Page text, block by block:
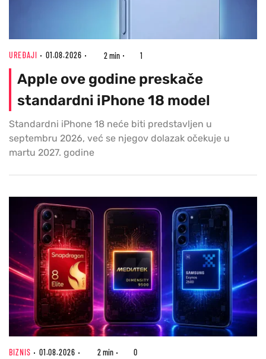
UREĐAJI 01.08.2026 2 min 1
Apple ove godine preskače
standardni iPhone 18 model
Standardni iPhone 18 neće biti predstavljen u
septembru 2026, već se njegov dolazak očekuje u
martu 2027. godine
BIZNIS 01.08.2026 2 min 0